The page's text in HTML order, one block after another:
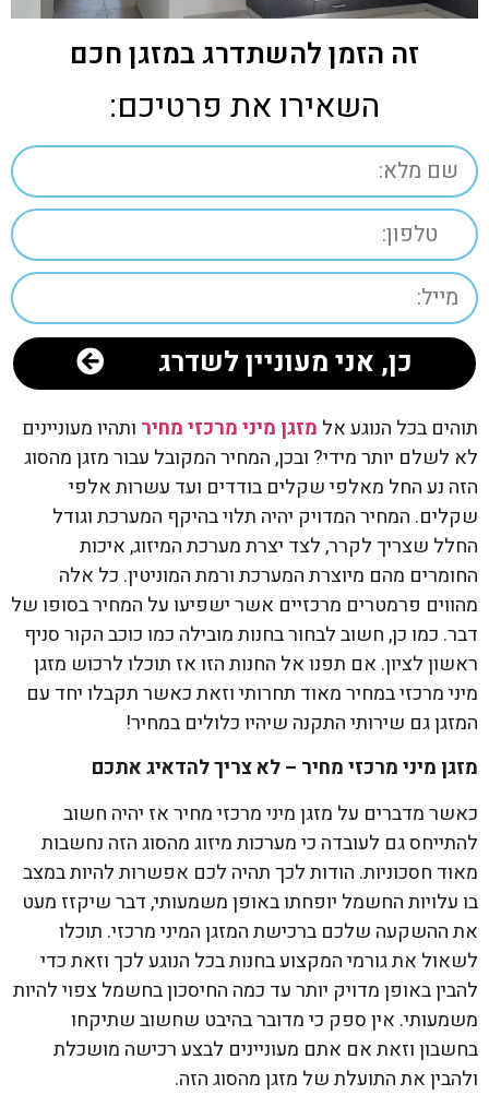
תוהים בכל הנוגע אל מזגן מיני מרכזי מחיר ותהיו מעוניינים
לא לשלם יותר מידי? ובכן, המחיר המקובל עבור מזגן מהסוג
הזה נע החל מאלפי שקלים בודדים ועד עשרות אלפי
שקלים. המחיר המדויק יהיה תלוי בהיקף המערכת וגודל
החלל שצריך לקרר, לצד יצרת מערכת המיזוג, איכות
החומרים מהם מיוצרת המערכת ורמת המוניטין. כל אלה
מהווים פרמטרים מרכזיים אשר ישפיעו על המחיר בסופו של
דבר. כמו כן, חשוב לבחור בחנות מובילה כמו כוכב הקור סניף
ראשון לציון. אם תפנו אל החנות הזו אז תוכלו לרכוש מזגן
מיני מרכזי במחיר מאוד תחרותי וזאת כאשר תקבלו יחד עם
המזגן גם שירותי התקנה שיהיו כלולים במחיר!
מזגן מיני מרכזי מחיר – לא צריך להדאיג אתכם
כאשר מדברים על מזגן מיני מרכזי מחיר אז יהיה חשוב
להתייחס גם לעובדה כי מערכות מיזוג מהסוג הזה נחשבות
מאוד חסכוניות. הודות לכך תהיה לכם אפשרות להיות במצב
בו עלויות החשמל יופחתו באופן משמעותי, דבר שיקזז מעט
את ההשקעה שלכם ברכישת המזגן המיני מרכזי. תוכלו
לשאול את גורמי המקצוע בחנות בכל הנוגע לכך וזאת כדי
להבין באופן מדויק יותר עד כמה החיסכון בחשמל צפוי להיות
משמעותי. אין ספק כי מדובר בהיבט שחשוב שתיקחו
בחשבון וזאת אם אתם מעוניינים לבצע רכישה מושכלת
ולהבין את התועלת של מזגן מהסוג הזה.
זה הזמן להשתדרג במזגן חכם
השאירו את פרטיכם:
כן, אני מעוניין לשדרג